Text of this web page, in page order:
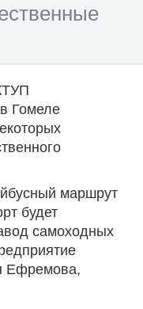
Гомеле
маршрут
будет
самоходных
Ефремова,